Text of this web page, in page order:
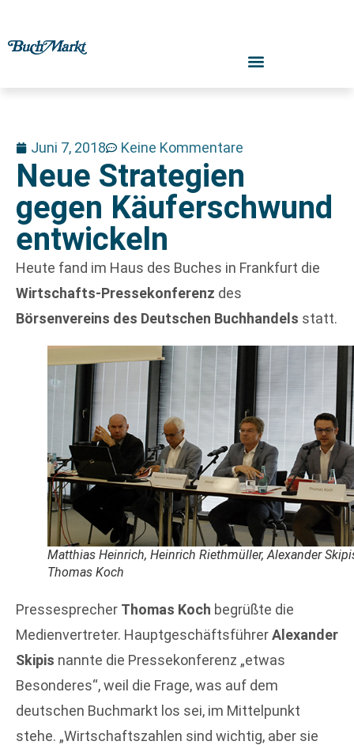
Juni 7, 2018 Keine Kommentare
Neue Strategien
gegen Käuferschwund
entwickeln
Heute fand im Haus des Buches in Frankfurt die
Wirtschafts-Pressekonferenz des
Börsenvereins des Deutschen Buchhandels statt.
Matthias Heinrich, Heinrich Riethmüller, Alexander
Thomas Koch
Pressesprecher Thomas Koch begrüßte die
Medienvertreter. HauptgeschäftsführerAlexander
Skipis nannte die Pressekonferenz „etwas
Besonderes“, weil die Frage, was auf dem
deutschen Buchmarkt los sei, im Mittelpunkt
stehe. „Wirtschaftszahlen sind wichtig, aber sie